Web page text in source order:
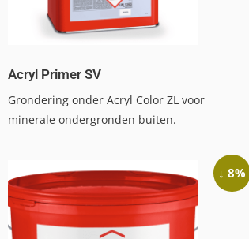
Acryl Primer SV
Grondering onder Acryl Color ZL voor
minerale ondergronden buiten.
↓ 8%